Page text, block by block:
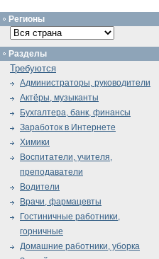
Регионы
Разделы
Требуются
Администраторы, руководители
Актёры, музыканты
Бухгалтера, банк, финансы
Заработок в Интернете
Химики
Воспитатели, учителя,
преподаватели
Водители
Врачи, фармацевты
Гостиничные работники,
горничные
Домашние работники, уборка